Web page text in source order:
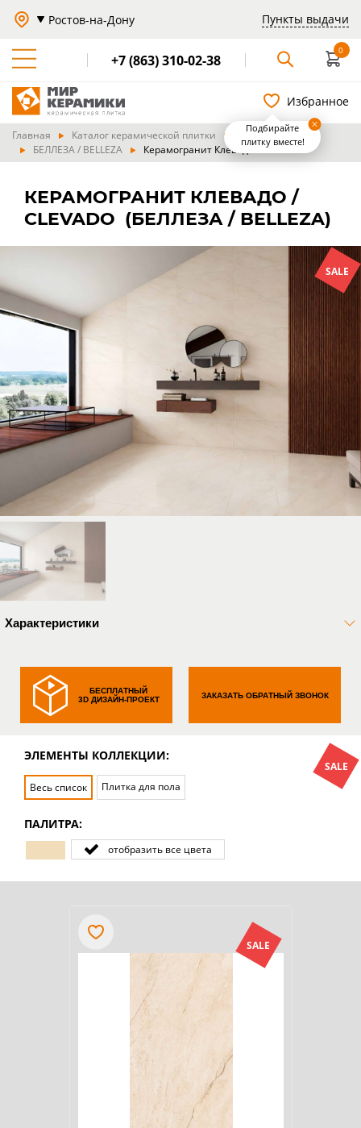
Ростов-на-Дону Пункты выдачи
+7 (863) 310-02-38
0
Избранное
Подбирайте
плитку вместе!
Главная Каталог керамической плитки
Производители
БЕЛЛЕЗА / BELLEZA
Керамогранит Клевадо / Clevado
КЕРАМОГРАНИТ КЛЕВАДО /
CLEVADO (БЕЛЛЕЗА / BELLEZA)
SALE
Характеристики
БЕСПЛАТНЫЙ
3D ДИЗАЙН-ПРОЕКТ
ЗАКАЗАТЬ ОБРАТНЫЙ ЗВОНОК
ЭЛЕМЕНТЫ КОЛЛЕКЦИИ:
Весь список Плитка для пола
ПАЛИТРА:
отобразить все цвета
SALE
SALE